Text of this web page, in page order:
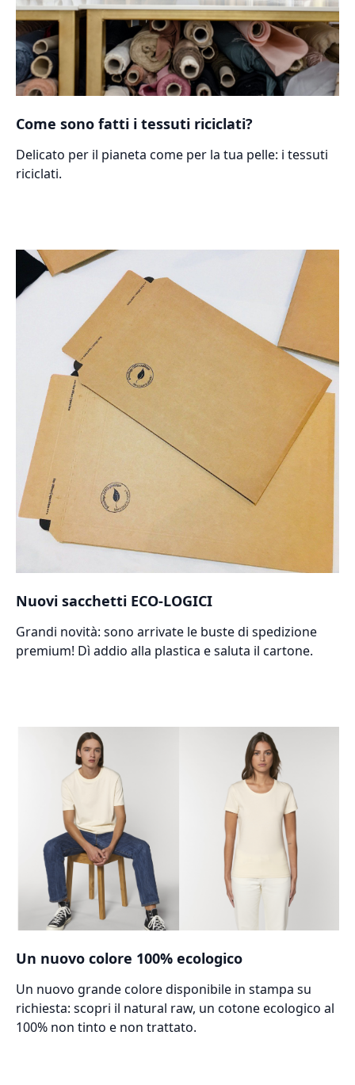
Come sono fatti i tessuti riciclati?
Delicato per il pianeta come per la tua pelle: i tessuti
riciclati.
Nuovi sacchetti ECO-LOGICI
Grandi novità: sono arrivate le buste di spedizione
premium! Dì addio alla plastica e saluta il cartone.
Un nuovo colore 100% ecologico
Un nuovo grande colore disponibile in stampa su
richiesta: scopri il natural raw, un cotone ecologico al
100% non tinto e non trattato.